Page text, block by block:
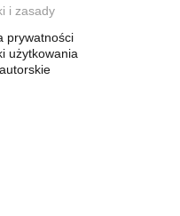
i zasady
prywatności
użytkowania